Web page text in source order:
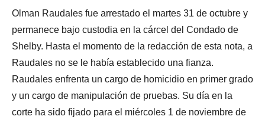
Olman Raudales fue arrestado el martes 31 de octubre y
permanece bajo custodia en la cárcel del Condado de
Shelby. Hasta el momento de la redacción de esta nota, a
Raudales no se le había establecido una fianza.
Raudales enfrenta un cargo de homicidio en primer grado
y un cargo de manipulación de pruebas. Su día en la
corte ha sido fijado para el miércoles 1 de noviembre de